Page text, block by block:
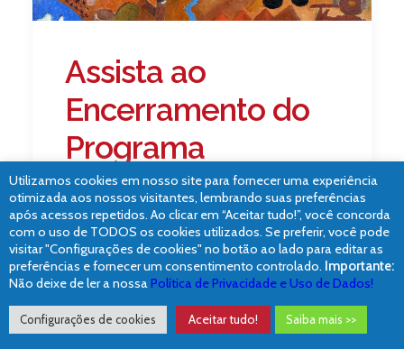
Assista ao
Encerramento do
Programa
Entrelaços em
2025: Refletindo
sobre sua
Trajetória
Utilizamos cookies em nosso site para fornecer uma experiência
otimizada aos nossos visitantes, lembrando suas preferências
após acessos repetidos. Ao clicar em “Aceitar tudo!”, você concorda
com o uso de TODOS os cookies utilizados. Se preferir, você pode
visitar "Configurações de cookies" no botão ao lado para editar as
preferências e fornecer um consentimento controlado. Importante:
Não deixe de ler a nossaPolítica de Privacidade e Uso de Dados!
Configurações de cookies Aceitar tudo! Saiba mais >>